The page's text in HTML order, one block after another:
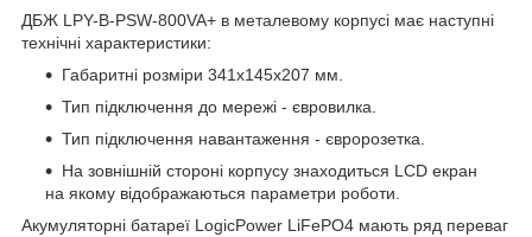
ДБЖ LPY-B-PSW-800VA+ в металевому корпусі має наступні
технічні характеристики:
Габаритні розміри 341х145х207 мм.
Тип підключення до мережі - євровилка.
Тип підключення навантаження - євророзетка.
На зовнішній стороні корпусу знаходиться LCD екран
на якому відображаються параметри роботи.
Акумуляторні батареї LogicPower LiFePO4 мають ряд переваг